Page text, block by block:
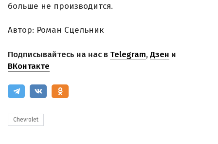
больше не производится.
Автор: Роман Сцельник
Подписывайтесь на нас в Telegram,Дзен и
ВКонтакте
Chevrolet